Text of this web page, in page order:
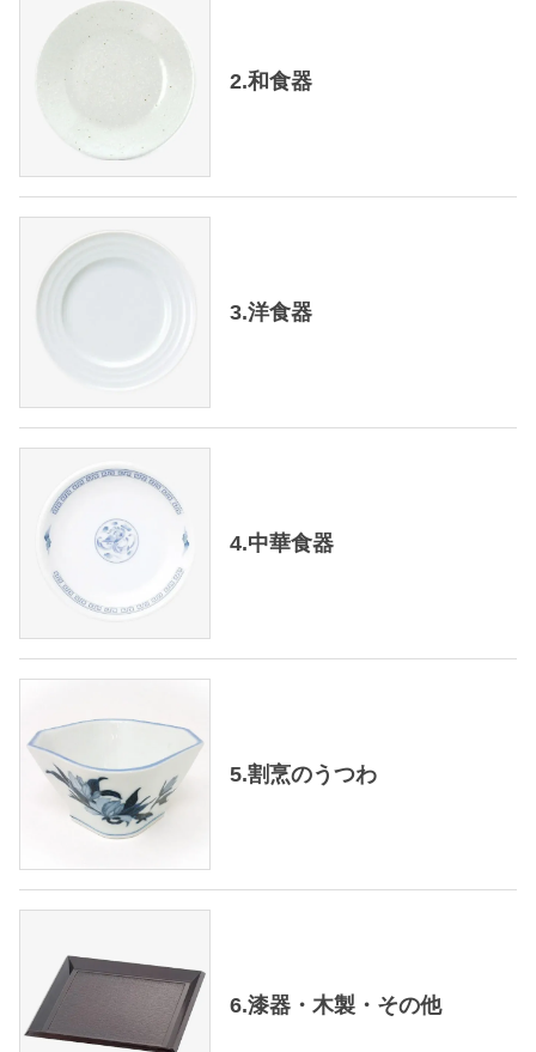
2.和食器
3.洋食器
4.中華食器
5.割烹のうつわ
6.漆器・木製・その他